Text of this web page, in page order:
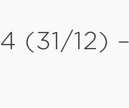
(31/12) –